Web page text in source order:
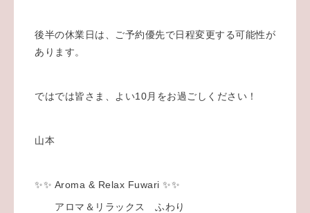
後半の休業日は、ご予約優先で日程変更する可能性が
あります。
ではでは皆さま、よい10月をお過ごしください！
山本
✨✨ Aroma & Relax Fuwari ✨✨
アロマ＆リラックス ふわり